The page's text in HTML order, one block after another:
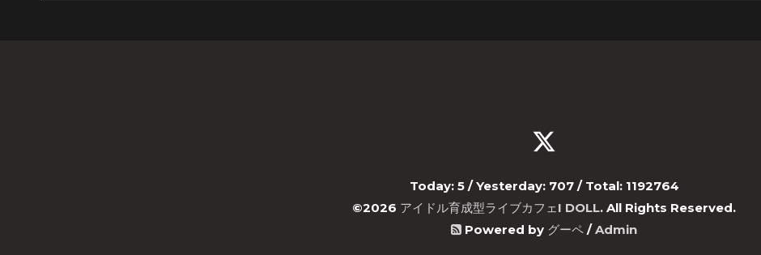
Today: 5/ Yesterday: 707/ Total: 1192764
©2026 アイドル育成型ライブカフェI DOLL. All Rights Reserved.
Powered by グーペ /Admin